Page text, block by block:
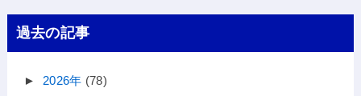
過去の記事
► 2026年 (78)